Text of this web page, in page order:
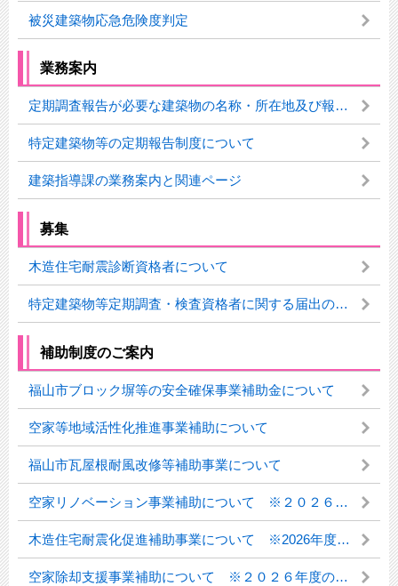
被災建築物応急危険度判定
業務案内
定期調査報告が必要な建築物の名称・所在地及び報告状況等の公表について
特定建築物等の定期報告制度について
建築指導課の業務案内と関連ページ
募集
木造住宅耐震診断資格者について
特定建築物等定期調査・検査資格者に関する届出のお願い
補助制度のご案内
福山市ブロック塀等の安全確保事業補助金について
空家等地域活性化推進事業補助について
福山市瓦屋根耐風改修等補助事業について
空家リノベーション事業補助について ※２０２６年度の受付を開始しました。
木造住宅耐震化促進補助事業について ※2026年度の受付は終了しました。
空家除却支援事業補助について ※２０２６年度の受付を開始しました。